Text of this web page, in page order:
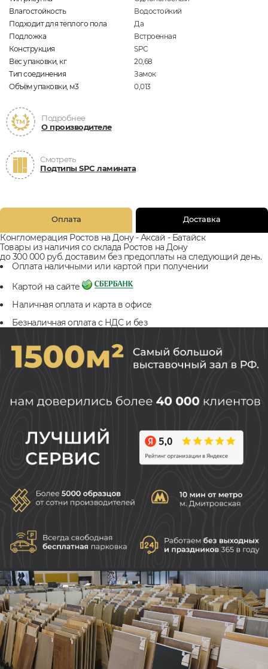
Влагостойкость
Водостойкий
Подходит для теплого пола
Да
Подложка
Встроенная
Конструкция
SPC
Вес упаковки, кг
20,68
Тип соединения
Замок
Объём упаковки, м3
0,013
Подробнее
О производителе
Смотреть
Подтипы SPC ламината
Оплата Доставка
Конгломерация Ростов на Дону - Аксай - Батайск
Товары из наличия со склада Ростов на Дону
до 300 000 руб. доставим без предоплаты на следующий день.
Оплата наличными или картой при получении
Картой на сайте
Наличная оплата и карта в офисе
Безналичная оплата с НДС и без